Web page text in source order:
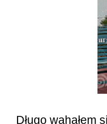
Długo wahałem